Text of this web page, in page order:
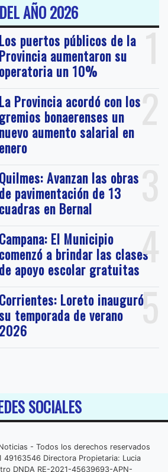
AÑO 2026
1
Los puertos públicos de la
Provincia aumentaron su
operatoria un 10%
2
La Provincia acordó con los
gremios bonaerenses un
nuevo aumento salarial en
enero
3
Quilmes: Avanzan las obras
de pavimentación de 13
cuadras en Bernal
4
Campana: El Municipio
comenzó a brindar las clases
de apoyo escolar gratuitas
5
Corrientes: Loreto inauguró
temporada de verano
2026
SOCIALES
- Todos los derechos reservados
49163546 Directora Propietaria: Lucia
DNDA RE-2021-45639693-APN-